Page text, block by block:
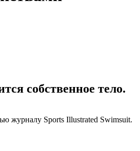
собственное тело.
журналу Sports Illustrated Swimsuit.